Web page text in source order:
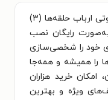
برای تجربه‌ای بهتر در دانلود کتاب صوتی ارباب حلقه‌ها (۳)
رایگان نصب
خود را شخصی‌سازی
را همیشه و همه‌جا
امکان خرید هزاران
ویژه و بهترین